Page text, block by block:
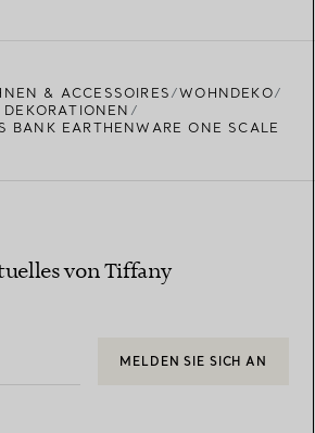
& ACCESSOIRES
WOHNDEKO
DEKORATIONEN
BANK EARTHENWARE ONE SCALE
von Tiffany
MELDEN SIE SICH AN